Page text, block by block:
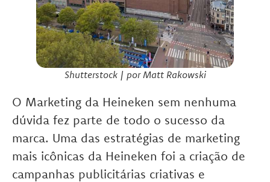
Shutterstock | por Matt Rakowski
O Marketing da Heineken sem nenhuma
dúvida fez parte de todo o sucesso da
marca. Uma das estratégias de marketing
mais icônicas da Heineken foi a criação de
campanhas publicitárias criativas e